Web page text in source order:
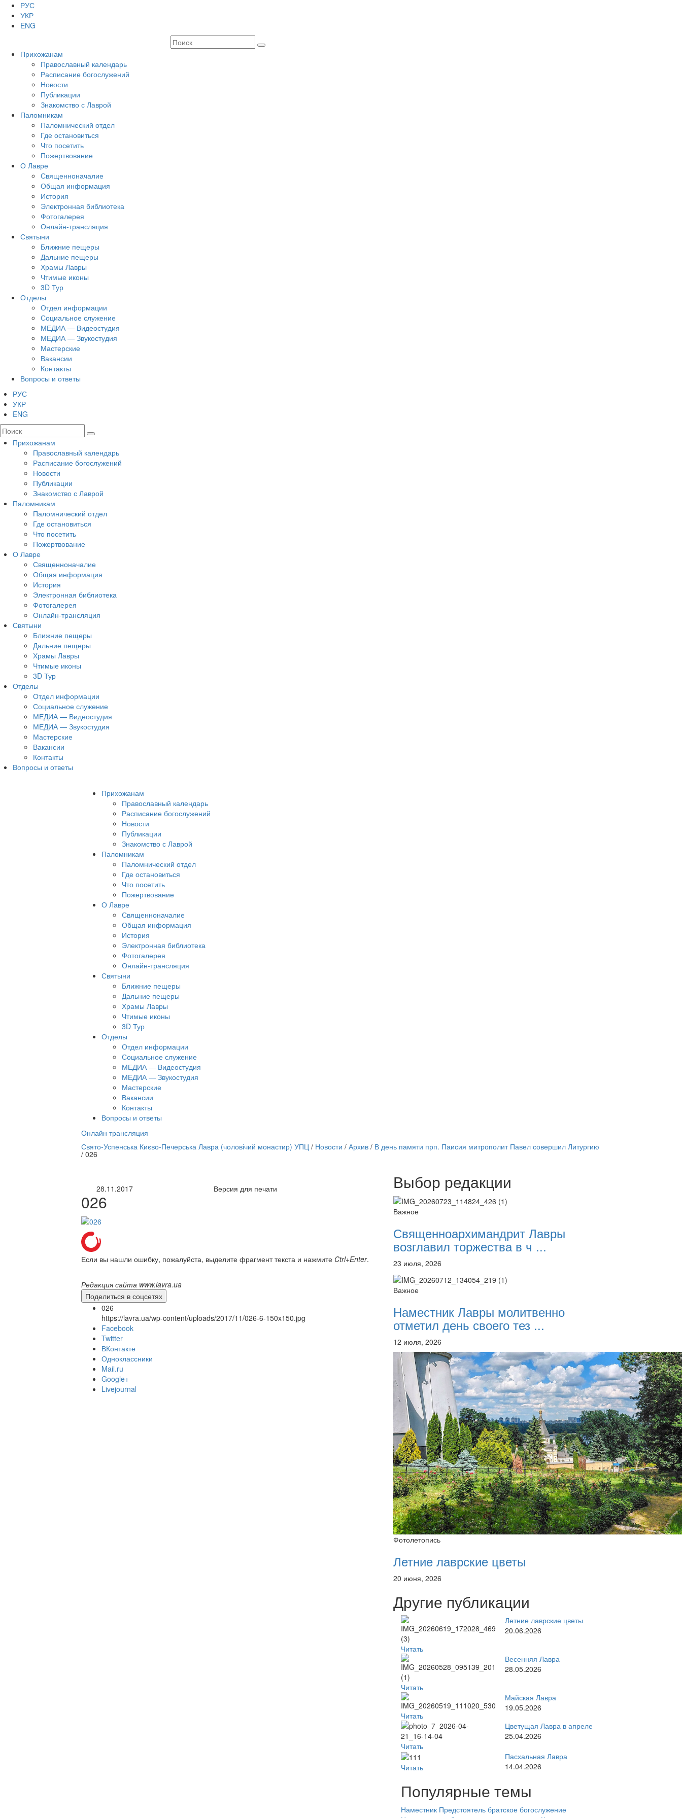
РУС
УКР
ENG
Прихожанам
Православный календарь
Расписание богослужений
Новости
Публикации
Знакомство с Лаврой
Паломникам
Паломнический отдел
Где остановиться
Что посетить
Пожертвование
О Лавре
Священноначалие
Общая информация
История
Электронная библиотека
Фотогалерея
Онлайн-трансляция
Святыни
Ближние пещеры
Дальние пещеры
Храмы Лавры
Чтимые иконы
3D Тур
Отделы
Отдел информации
Социальное служение
МЕДИА — Видеостудия
МЕДИА — Звукостудия
Мастерские
Вакансии
Контакты
Вопросы и ответы
РУС
УКР
ENG
Прихожанам
Православный календарь
Расписание богослужений
Новости
Публикации
Знакомство с Лаврой
Паломникам
Паломнический отдел
Где остановиться
Что посетить
Пожертвование
О Лавре
Священноначалие
Общая информация
История
Электронная библиотека
Фотогалерея
Онлайн-трансляция
Святыни
Ближние пещеры
Дальние пещеры
Храмы Лавры
Чтимые иконы
3D Тур
Отделы
Отдел информации
Социальное служение
МЕДИА — Видеостудия
МЕДИА — Звукостудия
Мастерские
Вакансии
Контакты
Вопросы и ответы
Прихожанам
Православный календарь
Расписание богослужений
Новости
Публикации
Знакомство с Лаврой
Паломникам
Паломнический отдел
Где остановиться
Что посетить
Пожертвование
О Лавре
Священноначалие
Общая информация
История
Электронная библиотека
Фотогалерея
Онлайн-трансляция
Святыни
Ближние пещеры
Дальние пещеры
Храмы Лавры
Чтимые иконы
3D Тур
Отделы
Отдел информации
Социальное служение
МЕДИА — Видеостудия
МЕДИА — Звукостудия
Мастерские
Вакансии
Контакты
Вопросы и ответы
Онлайн трансляция
12 сентября
Онлайн трансляции
12 сентября 2015
12 сентября 2015Название трансляции
12 сентября 2015
12 сентября 2015Название трансляции
12 сентября 2015Название трансляции
Название трансляции
12 сентября 2015Название трансляции
Перейти к архиву
Свято-Успенська Києво-Печерська Лавра (чоловічий монастир) УПЦ/ Новости / Архив/ В день памяти прп. Паисия митрополит Павел совершил Литургию
/ 026
28.11.2017 Версия для печати
026
Если вы нашли ошибку, пожалуйста, выделите фрагмент текста и нажмите Ctrl+Enter.
Редакция сайта www.lavra.ua
Поделиться в соцсетях
026
https://lavra.ua/wp-content/uploads/2017/11/026-6-150x150.jpg
Facebook
Twitter
ВКонтакте
Одноклассники
Mail.ru
Google+
Livejournal
Выбор редакции
Важное
Священноархимандрит Лавры
возглавил торжества в ч ...
23 июля, 2026
Важное
Наместник Лавры молитвенно
отметил день своего тез ...
12 июля, 2026
Фотолетопись
Летние лаврские цветы
20 июня, 2026
Другие публикации
Читать
Летние лаврские цветы
20.06.2026
Читать
Весенняя Лавра
28.05.2026
Читать
Майская Лавра
19.05.2026
Читать
Цветущая Лавра в апреле
25.04.2026
Читать
Пасхальная Лавра
14.04.2026
Популярные темы
Наместник Предстоятель братское богослужение